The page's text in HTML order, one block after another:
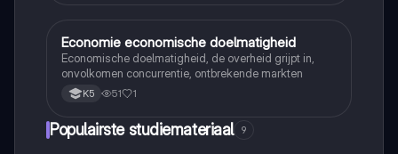
Economie
Economie economische doelmatigheid
Economische doelmatigheid, de overheid grijpt in,
onvolkomen concurrentie, ontbrekende markten
K5 51 1
Populairste studiemateriaal 9